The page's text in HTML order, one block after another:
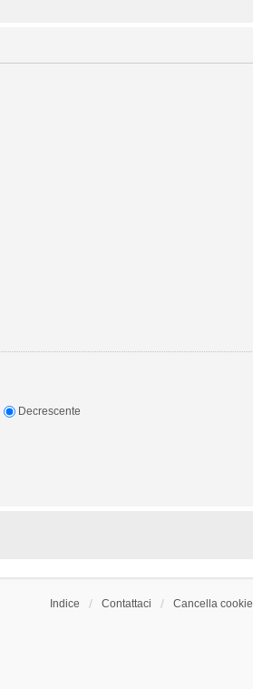
Decrescente
Indice Contattaci Cancella cookie